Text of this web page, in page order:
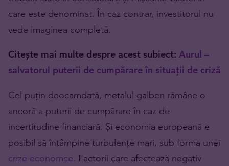
care este denominat. În caz contrar, investitorul nu
vede imaginea completă.
Citește mai multe despre acest subiect: Aurul –
salvatorul puterii de cumpărare în situații de criză
Cel puțin deocamdată, metalul galben rămâne o
ancoră a puterii de cumpărare în caz de
incertitudine financiară. Și economia europeană e
posibil să întâmpine turbulențe mari, sub forma unei
crize economce. Factorii care afectează negativ